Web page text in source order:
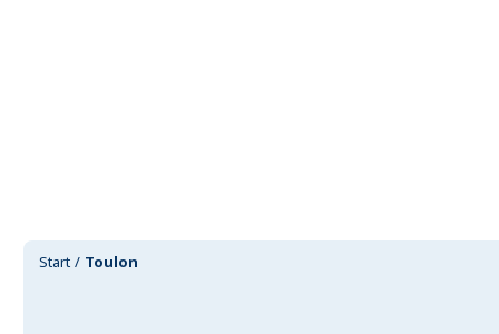
Start Toulon